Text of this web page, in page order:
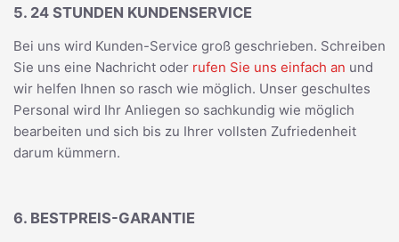
5. 24 STUNDEN KUNDENSERVICE
Bei uns wird Kunden-Service groß geschrieben. Schreiben
Sie uns eine Nachricht oder rufen Sie uns einfach an und
wir helfen Ihnen so rasch wie möglich. Unser geschultes
Personal wird Ihr Anliegen so sachkundig wie möglich
bearbeiten und sich bis zu Ihrer vollsten Zufriedenheit
darum kümmern.
6. BESTPREIS-GARANTIE